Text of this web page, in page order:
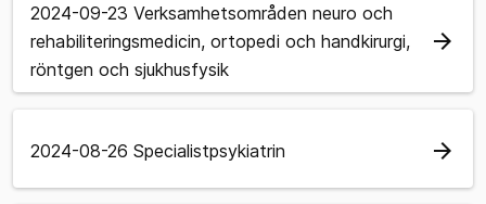
2024-09-23 Verksamhetsområden neuro och
rehabiliteringsmedicin, ortopedi och handkirurgi,
röntgen och sjukhusfysik
arrow_forward
2024-08-26 Specialistpsykiatrin arrow_forward